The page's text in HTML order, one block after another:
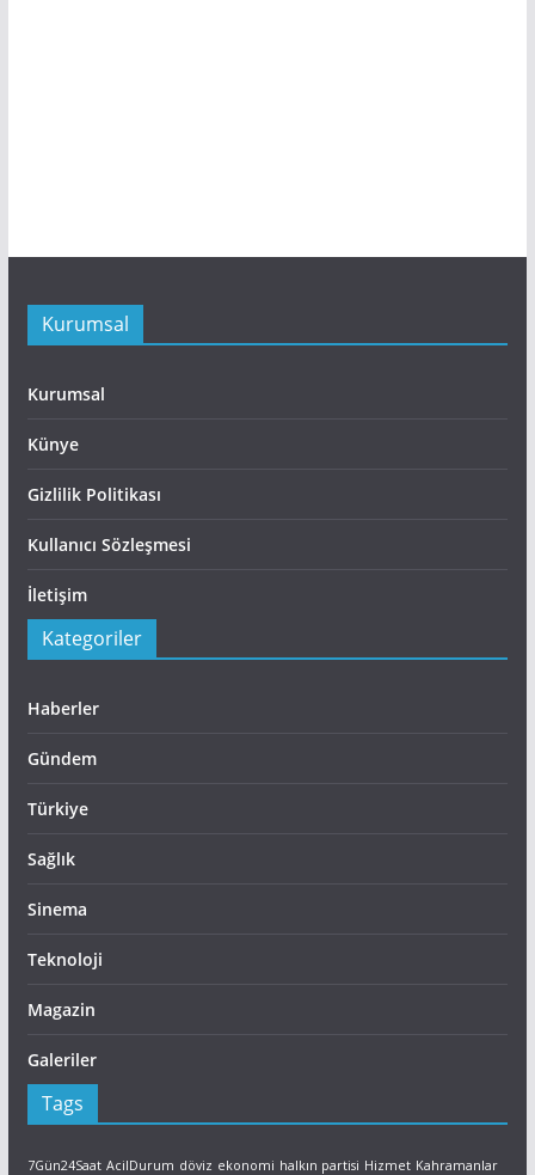
Kurumsal
Kurumsal
Künye
Gizlilik Politikası
Kullanıcı Sözleşmesi
İletişim
Kategoriler
Haberler
Gündem
Türkiye
Sağlık
Sinema
Teknoloji
Magazin
Galeriler
Tags
7Gün24Saat AcilDurum döviz ekonomi halkın partisi Hizmet Kahramanlar